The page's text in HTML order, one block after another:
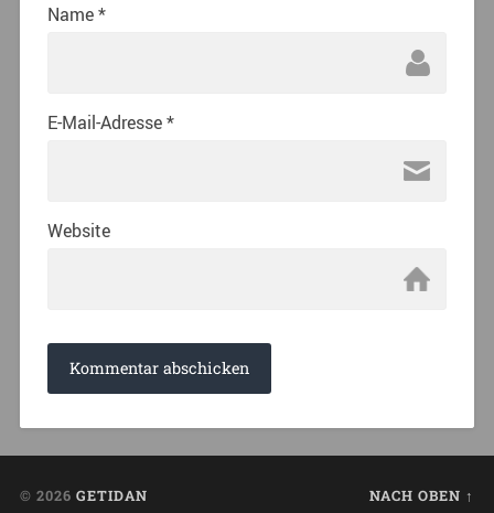
Name*
E-Mail-Adresse*
Website
© 2026 GETIDAN NACH OBEN ↑